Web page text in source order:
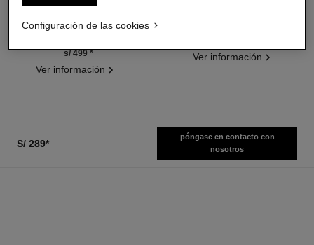
Hidratante Reequilibrante
Reafirmante
Ref. 133325
s/ 499*
Ver información
Ver información
S/ 289*
póngase en contacto con
nosotros
Configuración de las cookies